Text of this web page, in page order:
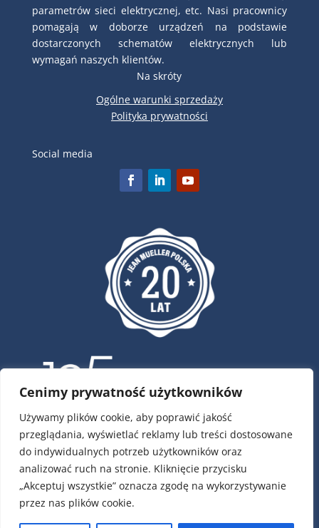
Cenimy prywatność użytkowników
Używamy plików cookie, aby poprawić jakość
przeglądania, wyświetlać reklamy lub treści dostosowane
do indywidualnych potrzeb użytkowników oraz
analizować ruch na stronie. Kliknięcie przycisku
„Akceptuj wszystkie” oznacza zgodę na wykorzystywanie
przez nas plików cookie.
parametrów sieci elektrycznej, etc. Nasi pracownicy
pomagają w doborze urządzeń na podstawie
dostarczonych schematów elektrycznych lub
wymagań naszych klientów.
Na skróty
Ogólne warunki sprzedaży
Polityka prywatności
Social media
ul. Krótka 4, 02-293 Warszawa
tel.:22 / 751 79 01
tel.:22 / 868 00 58
e-mail:info@jeanmueller.pl